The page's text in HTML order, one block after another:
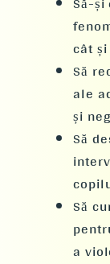
cât
Să
ale
și
Să
Să
a